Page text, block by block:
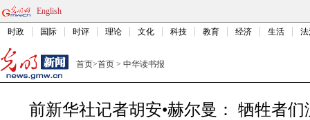
English
时政 国际 时评 理论 文化 科技 教育 经济 生活
首页>首页 > 中华读书报
前新华社记者胡安•赫尔曼： 牺牲者